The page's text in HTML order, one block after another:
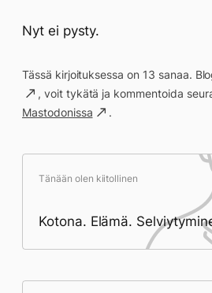
Nyt ei pysty.
Tässä kirjoituksessa on 13 sanaa.
, voit tykätä ja kommentoida
Mastodonissa
.
Tänään olen kiitollinen
Kotona. Elämä.